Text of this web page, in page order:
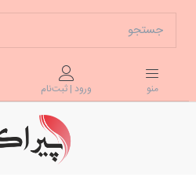
منو ورود | ثبت‌نام